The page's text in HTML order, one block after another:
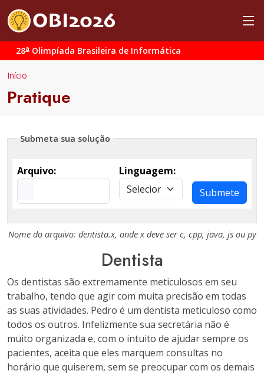
28a Olimpíada Brasileira de Informática
Início
Pratique
Submeta sua solução
Arquivo:
Linguagem:
Submete
Nome do arquivo: dentista.x, ondexdeve ser c, cpp, java, jsou py
Dentista
Os dentistas são extremamente meticulosos em seu
trabalho, tendo que agir com muita precisão em todas
as suas atividades. Pedro é um dentista meticuloso como
todos os outros. Infelizmente sua secretária não é
muito organizada e, com o intuito de ajudar sempre os
pacientes, aceita que eles marquem consultas no
horário que quiserem, sem se preocupar com os demais